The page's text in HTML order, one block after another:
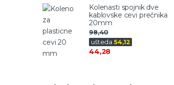
Kolenasti spojnik dve
kablovske cevi prečnika
20mm
98,40
ušteda 54,12
44,28